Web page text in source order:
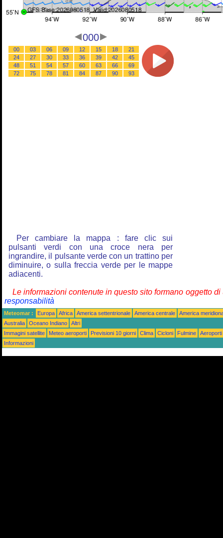
000
00 03 06 09 12 15 18
21
24
27 30 33 36 39 42
45
48
51 54 57 60 63 66
69
72
75 78 81 84 87 90 93
Per cambiare la mappa : fare clic sui
pulsanti verdi con una croce nera per
ingrandire, il pulsante verde con un trattino per
diminuire, o sulla freccia verde per le mappe
adiacenti.
Le informazioni contenute in questo sito formano oggetto
responsabilità
Meteomar : Europa Africa America settentrionale America centrale
America
Australia
Oceano Indiano
Altri
Immagini satellite
Meteo aeroporti Previsioni 10 giorni Clima Cicloni Fulmine
Aeroporti
Informazioni